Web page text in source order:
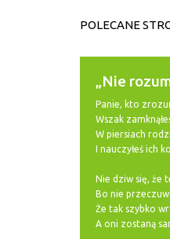
POLECANE
„Nie
Panie, kto
Wszak
W piersiach
I nauczyłeś ich
Nie dziw się, że
Bo nie
Że tak szybko
A oni zostaną